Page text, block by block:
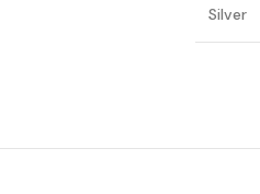
Silver